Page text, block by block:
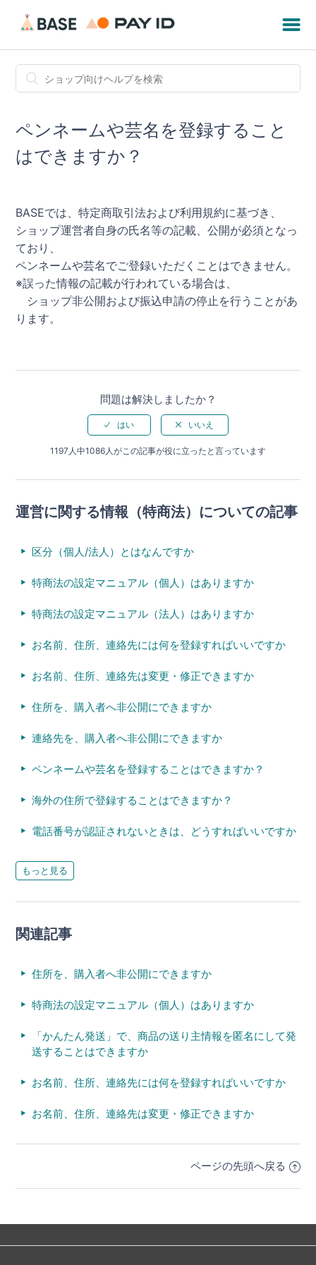
ペンネームや芸名を登録すること
はできますか？
BASEでは、特定商取引法および利用規約に基づき、
ショップ運営者自身の氏名等の記載、公開が必須となっ
ており、
ペンネームや芸名でご登録いただくことはできません。
※誤った情報の記載が行われている場合は、
ショップ非公開および振込申請の停止を行うことがあ
ります。
問題は解決しましたか？
1197人中1086人がこの記事が役に立ったと言っています
運営に関する情報（特商法）についての記事
区分（個人/法人）とはなんですか
特商法の設定マニュアル（個人）はありますか
特商法の設定マニュアル（法人）はありますか
お名前、住所、連絡先には何を登録すればいいですか
お名前、住所、連絡先は変更・修正できますか
住所を、購入者へ非公開にできますか
連絡先を、購入者へ非公開にできますか
ペンネームや芸名を登録することはできますか？
海外の住所で登録することはできますか？
電話番号が認証されないときは、どうすればいいですか
もっと見る
関連記事
住所を、購入者へ非公開にできますか
特商法の設定マニュアル（個人）はありますか
「かんたん発送」で、商品の送り主情報を匿名にして発
送することはできますか
お名前、住所、連絡先には何を登録すればいいですか
お名前、住所、連絡先は変更・修正できますか
ページの先頭へ戻る